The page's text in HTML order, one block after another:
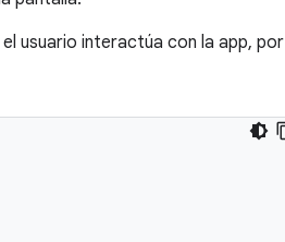
usuario interactúa con la app, por